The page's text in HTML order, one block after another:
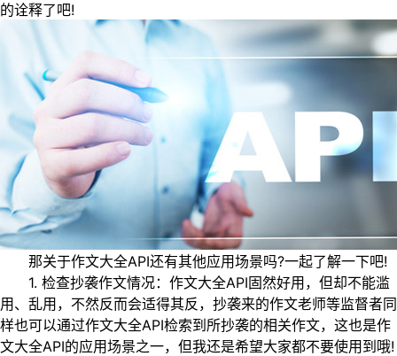
的诠释了吧!
那关于作文大全API还有其他应用场景吗?一起了解一下吧!
1. 检查抄袭作文情况：作文大全API固然好用，但却不能滥
用、乱用，不然反而会适得其反，抄袭来的作文老师等监督者同
样也可以通过作文大全API检索到所抄袭的相关作文，这也是作
文大全API的应用场景之一，但我还是希望大家都不要使用到哦!